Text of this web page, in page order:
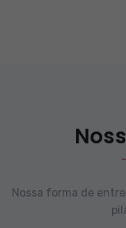
Nossa forma de